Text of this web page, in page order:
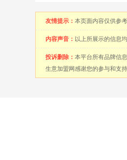
友情提示： 本页面内容仅供参
内容声音： 以上所展示的信息
投诉删除： 本平台所有品牌信
生意加盟网感谢您的参与和支持